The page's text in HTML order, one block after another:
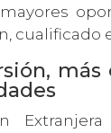
cualificado